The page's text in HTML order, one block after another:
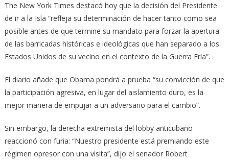
The New York Times destacó hoy que la decisión del Presidente
de ir a la Isla “refleja su determinación de hacer tanto como sea
posible antes de que termine su mandato para forzar la apertura
de las barricadas históricas e ideológicas que han separado a los
Estados Unidos de su vecino en el contexto de la Guerra Fría”.
El diario añade que Obama pondrá a prueba “su convicción de que
la participación agresiva, en lugar del aislamiento duro, es la
mejor manera de empujar a un adversario para el cambio”.
Sin embargo, la derecha extremista del lobby anticubano
reaccionó con furia: “Nuestro presidente está premiando este
régimen opresor con una visita”, dijo el senador Robert